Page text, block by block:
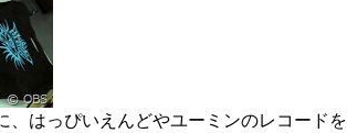
、はっぴいえんどやユーミンのレコードを